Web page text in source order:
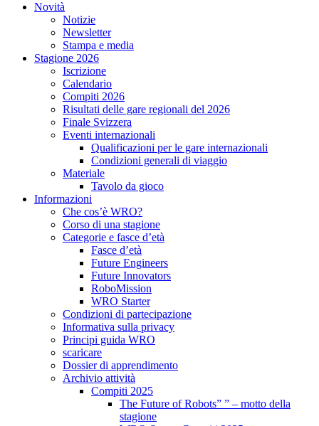
Novità
Notizie
Newsletter
Stampa e media
Stagione 2026
Iscrizione
Calendario
Compiti 2026
Risultati delle gare regionali del 2026
Finale Svizzera
Eventi internazionali
Qualificazioni per le gare internazionali
Condizioni generali di viaggio
Materiale
Tavolo da gioco
Informazioni
Che cos’è WRO?
Corso di una stagione
Categorie e fasce d’età
Fasce d’età
Future Engineers
Future Innovators
RoboMission
WRO Starter
Condizioni di partecipazione
Informativa sulla privacy
Principi guida WRO
scaricare
Dossier di apprendimento
Archivio attività
Compiti 2025
The Future of Robots” ” – motto della
stagione